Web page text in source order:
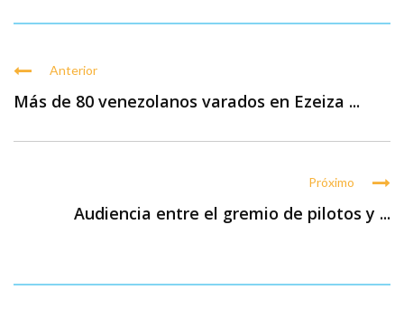
Anterior
Más de 80 venezolanos varados en Ezeiza ...
Próximo
Audiencia entre el gremio de pilotos y ...